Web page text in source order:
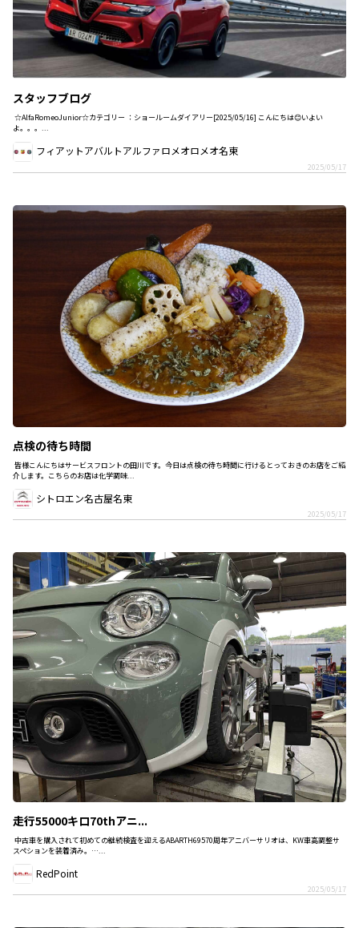
スタッフブログ
☆AlfaRomeoJunior☆カテゴリー ：ショールームダイアリー[2025/05/16] こんにちは😊いよい
よ。。。...
フィアットアバルトアルファロメオロメオ名東
2025/05/17
点検の待ち時間
皆様こんにちはサービスフロントの田川です。今日は点検の待ち時間に行けるとっておきのお店をご紹
介します。こちらのお店は化学調味...
シトロエン名古屋名東
2025/05/17
走行55000キロ70thアニ...
中古車を購入されて初めての継続検査を迎えるABARTH69570周年アニバーサリオは、KW車高調整サ
スペションを装着済み。…...
RedPoint
2025/05/17